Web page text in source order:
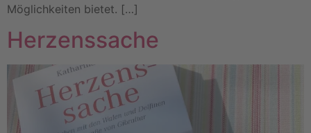
Möglichkeiten bietet. […]
Herzenssache